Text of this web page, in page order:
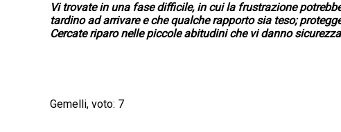
Vi trovate in una fase difficile, in cui la frustrazione
tardino ad arrivare e che qualche rapporto sia teso;
Cercate riparo nelle piccole abitudini che vi danno
Gemelli, voto: 7